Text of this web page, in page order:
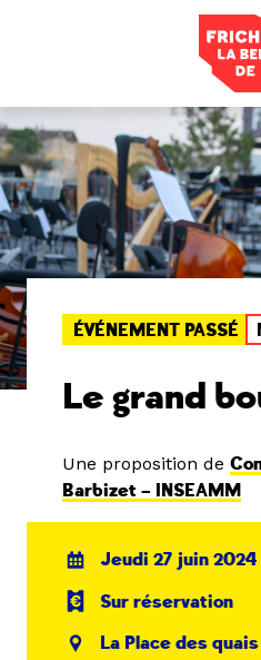
ÉVÉNEMENT PASSÉ
Le grand
Une proposition de
Barbizet – INSEAMM
Jeudi 27 juin
Sur réservation
La Place des quais
Panneau de gestion des